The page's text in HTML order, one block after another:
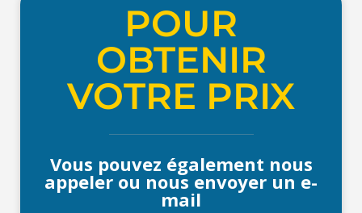
POUR
OBTENIR
VOTRE PRIX
Vous pouvez également nous
appeler ou nous envoyer un e-
mail